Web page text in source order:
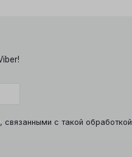
, связанными с такой обработкой